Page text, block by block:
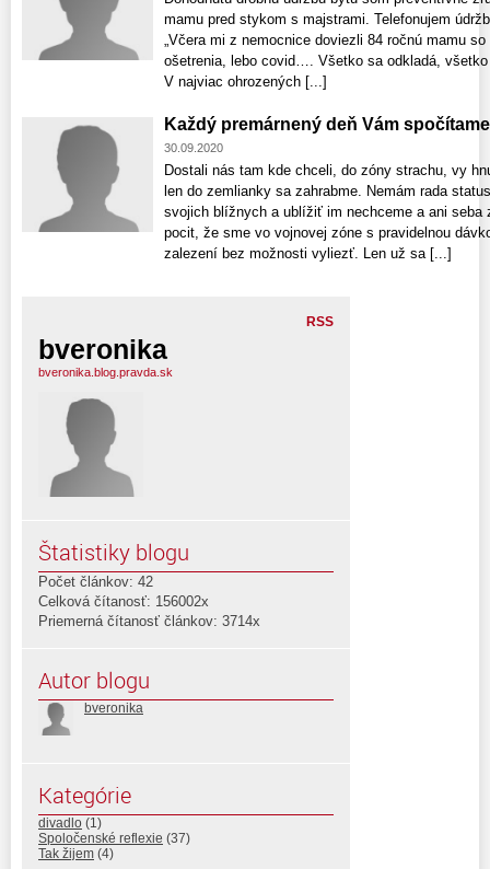
mamu pred stykom s majstrami. Telefonujem
„Včera mi z nemocnice doviezli 84 ročnú mamu
ošetrenia, lebo covid…. Všetko sa odkladá, všetko
V najviac ohrozených [...]
Každý premárnený deň Vám
30.09.2020
Dostali nás tam kde chceli, do zóny strachu, vy
len do zemlianky sa zahrabme. Nemám rada
svojich blížnych a ublížiť im nechceme a ani seba
pocit, že sme vo vojnovej zóne s pravidelnou
zalezení bez možnosti vyliezť. Len už sa [...]
RSS
bveronika
bveronika.blog.pravda.sk
Štatistiky blogu
Počet článkov: 42
Celková čítanosť: 156002x
Priemerná čítanosť článkov: 3714x
Autor blogu
bveronika
Kategórie
divadlo (1)
Spoločenské reflexie (37)
Tak žijem (4)